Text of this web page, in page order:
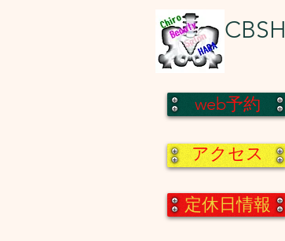
CBSH
web予約
アクセス
定休日情報